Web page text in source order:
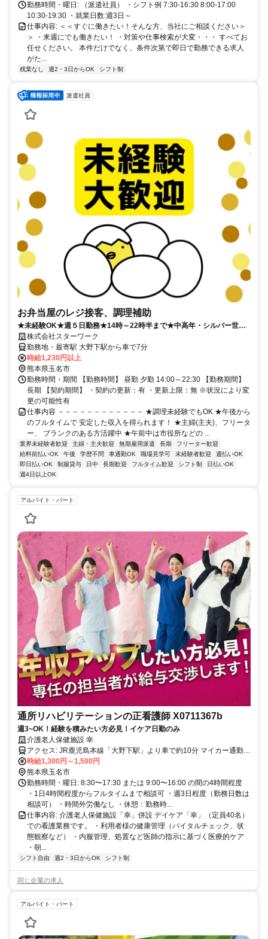
勤務時間・曜日: （派遣社員） ・シフト例 7:30-16:30 8:00-17:00
10:30-19:30 ・就業日数:週3日～
仕事内容: ＜＜すぐに働きたい！そんな方、当社にご相談ください＞
＞ ・来週にでも働きたい！ ・対策や仕事検索が大変・・・ すべてお
任せください。 本件だけでなく、条件次第で即日で勤務できる求人
がた...
残業なし 週2・3日からOK シフト制
派遣社員
お弁当屋のレジ接客、調理補助
★未経験OK★週５日勤務★14時～22時半まで★中高年・シルバー世代
活躍中★
株式会社スターワーク
勤務地・最寄駅 大野下駅から車で7分
時給1,230円以上
熊本県玉名市
勤務時間・期間 【勤務時間】 昼勤 夕勤 14:00～22:30 【勤務期間】
長期 【契約期間】 ・契約の更新：有 ・更新上限：無 ※状況により変
更の可能性有
仕事内容 －－－－－－－－－－－－ ★調理未経験でもOK ★午後から
のフルタイムで 安定した収入を得られます！ ★主婦(主夫)、フリータ
ー、 ブランクのある方活躍中 ★午前中は市役所などの ...
業界未経験者歓迎 主婦・主夫歓迎 無期雇用派遣 長期
フリーター歓迎
給料前払いOK
午後 学歴不問 車通勤OK 職場見学可 未経験者歓迎
週払いOK
即日払いOK
制服貸与 日中 長期歓迎 フルタイム歓迎 シフト制
日払いOK
週4日以上OK
アルバイト・パート
通所リハビリテーションの正看護師 X0711367b
週3~OK！経験を積みたい方必見！イケア日勤のみ
介護老人保健施設 幸
アクセス: JR鹿児島本線「大野下駅」より車で約10分 マイカー通勤可
（駐車場あり）
時給1,300円～1,500円
熊本県玉名市
勤務時間・曜日: 8:30〜17:30 または 9:00〜16:00 の間の4時間程度
・1日4時間程度からフルタイムまで相談可 ・週3日程度（勤務日数は
相談可） ・時間外労働なし ・休憩：勤務時...
仕事内容: 介護老人保健施設「幸」併設 デイケア「幸」（定員40名）
での看護業務です。 ・利用者様の健康管理（バイタルチェック、状
態観察など） ・内服管理、処置など医師の指示に基づく医療的ケア
・朝...
シフト自由 週2・3日からOK シフト制
同じ企業の求人
アルバイト・パート